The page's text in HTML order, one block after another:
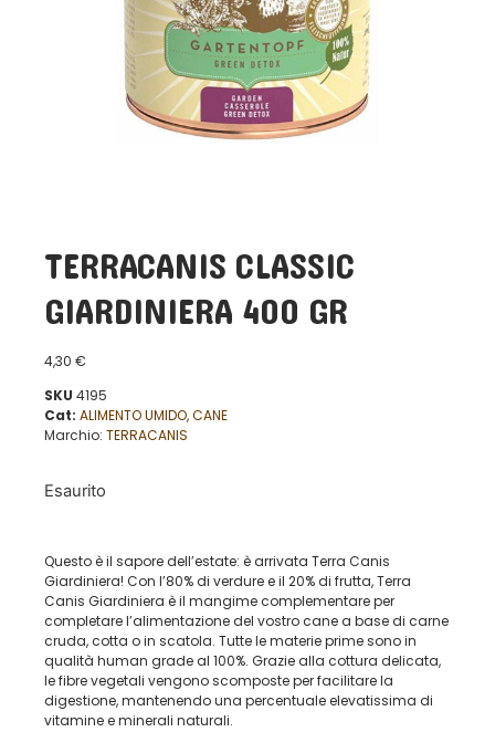
TERRACANIS CLASSIC
GIARDINIERA 400 GR
4,30 €
SKU 4195
Cat: ALIMENTO UMIDO,CANE
Marchio: TERRACANIS
Esaurito
Questo è il sapore dell’estate: è arrivata Terra Canis
Giardiniera! Con l’80% di verdure e il 20% di frutta, Terra
Canis Giardiniera è il mangime complementare per
completare l’alimentazione del vostro cane a base di carne
cruda, cotta o in scatola. Tutte le materie prime sono in
qualità human grade al 100%. Grazie alla cottura delicata,
le fibre vegetali vengono scomposte per facilitare la
digestione, mantenendo una percentuale elevatissima di
vitamine e minerali naturali.